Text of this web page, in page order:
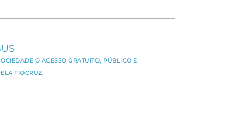
O ACESSO GRATUITO, PÚBLICO E
FIOCRUZ.